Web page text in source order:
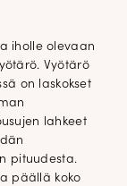
iholle olevaan
Vyötärö
on laskokset
lahkeet
pituudesta.
päällä koko